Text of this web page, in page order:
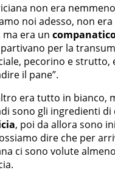
non era
noi adesso, non
era un
per la
pecorino e strutto,
il pane”.
era tutto in bianco,
sono gli ingredienti di
, poi da allora sono
dire che per
ci sono volute